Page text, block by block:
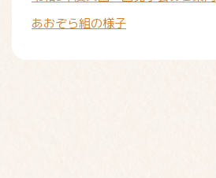
あおぞら組の様子